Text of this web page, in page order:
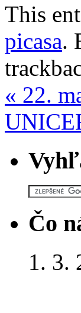
This
picasa.
« 22.
Čo
1. 3.